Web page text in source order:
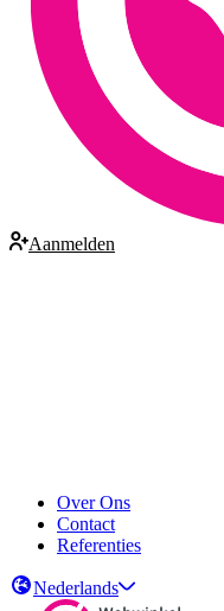
Aanmelden
Over Ons
Contact
Referenties
Nederlands